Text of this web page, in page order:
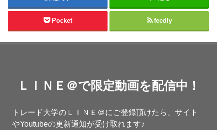
Pocket feedly
ＬＩＮＥ＠で限定動画を配信中！
トレード大学のＬＩＮＥ＠にご登録頂けたら、サイト
やYoutubeの更新通知が受け取れます♪